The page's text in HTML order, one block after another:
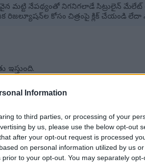
Information
to third parties, or processing of your
by us, please use the below opt-out
after your opt-out request is processed
on personal information utilized by us
to your opt-out. You may separately
మట్టి నేపథ్యంతో నిగనిగలాడే సిట్రులైన్ మేలేట్
కోసం చిత్రంపై క్లిక్ చేయండి లేదా